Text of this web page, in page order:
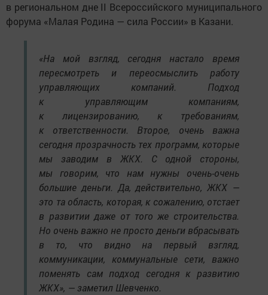
в региональном дне II Всероссийского муниципального
форума «Малая Родина — сила России» в Казани.
«На мой взгляд, сегодня настало время
пересмотреть и переосмыслить работу
управляющих компаний. Подход
к управляющим компаниям,
к лицензированию, к требованиям,
к ответственности. Второе, очень важна
сегодня прозрачность тех программ, которые
мы заводим в ЖКХ. С одной стороны,
мы говорим, что нам нужны очень-очень
большие деньги. Да, действительно, ЖКХ —
это та область, которая, к сожалению, отстает
в развитии даже от того же строительства.
Но очень важно не просто деньги вбрасывать
в то, что видно на первый взгляд,
коммуникации, коммунальные сети, важно
поменять сам подход сегодня к развитию
ЖКХ», — заметил Шевченко.